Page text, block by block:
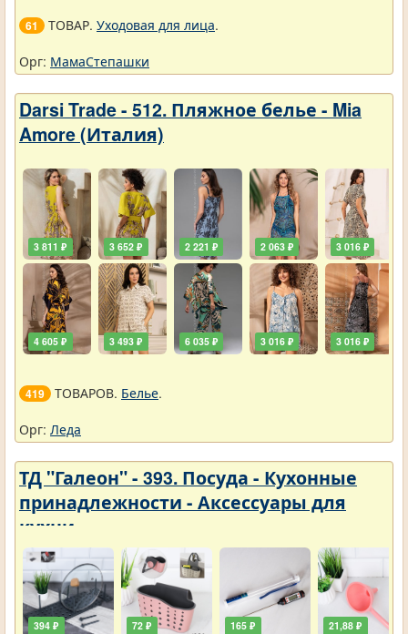
61 ТОВАР. Уходовая для лица.
Орг: МамаСтепашки
Darsi Trade - 512. Пляжное белье - Mia
Amore (Италия)
3 811 ₽
4 605 ₽
3 652 ₽
3 493 ₽
2 221 ₽
6 035 ₽
2 063 ₽
3 016 ₽
3 016 ₽
3 016 ₽
419 ТОВАРОВ. Белье.
Орг: Леда
ТД "Галеон" - 393. Посуда - Кухонные
принадлежности - Аксессуары для
кухни
394 ₽ 72 ₽ 165 ₽ 21,88 ₽